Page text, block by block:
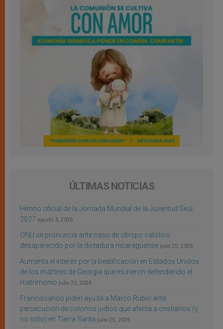
ÚLTIMAS NOTICIAS
Himno oficial de la Jornada Mundial de la Juventud Seúl
2027 agosto 3, 2026
ONU se pronuncia ante caso de obispo católico
desaparecido por la dictadura nicaragüense julio 25, 2026
Aumenta el interés por la beatificación en Estados Unidos
de los mártires de Georgia que murieron defendiendo el
matrimonio julio 25, 2026
Franciscanos piden ayuda a Marco Rubio ante
persecución de colonos judíos que afecta a cristianos (y
no sólo) en Tierra Santa julio 25, 2026